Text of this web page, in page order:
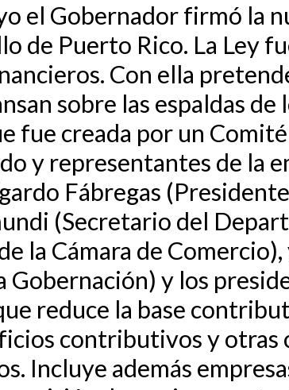
el Gobernador firmó la
de Puerto Rico. La Ley
Con ella
sobre las espaldas
fue creada por un
y representantes de la
Fábregas
(Secretario del
la Cámara de
Gobernación) y los
reduce la base
contributivos y otras
Incluye además